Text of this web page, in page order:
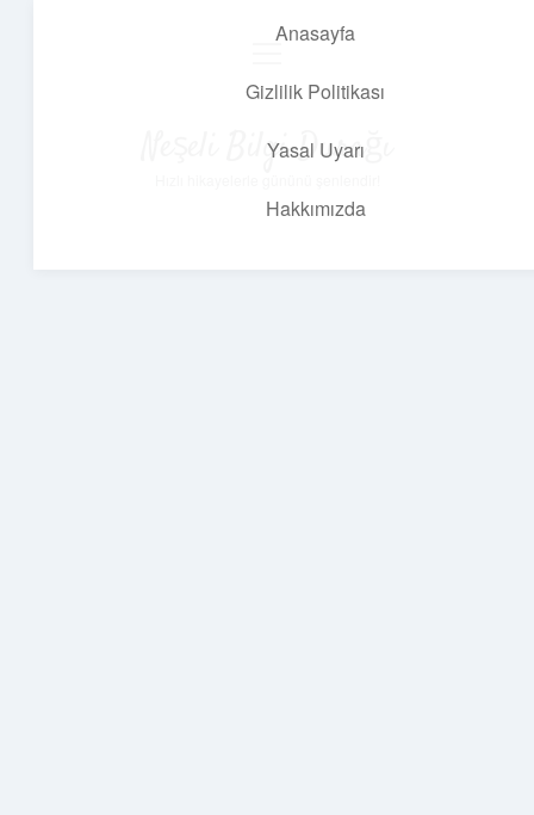
Anasayfa
Gizlilik Politikası
Yasal Uyarı
Hakkımızda
Neşeli Bilgi Durağı